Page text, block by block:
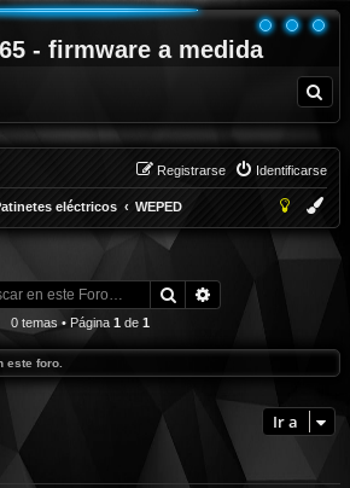
- firmware a medida
u
Identificarse
Registrarse
eléctricos WEPED
Buscar
0 temas • Página 1 de 1
este foro.
Ir a